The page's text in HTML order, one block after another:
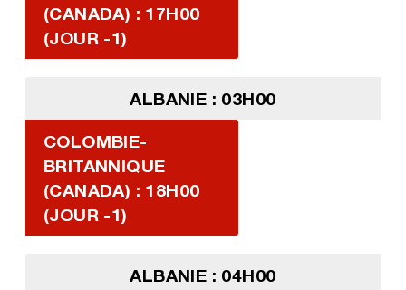
(CANADA) : 17H00
(JOUR -1)
ALBANIE : 03H00
COLOMBIE-
BRITANNIQUE
(CANADA) : 18H00
(JOUR -1)
ALBANIE : 04H00